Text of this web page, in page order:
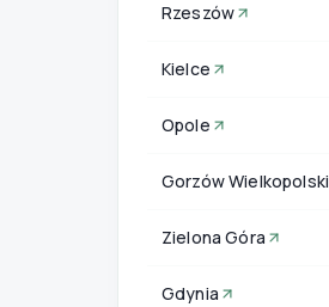
Rzeszów
Kielce
Opole
Gorzów Wielkopolski
Zielona Góra
Gdynia